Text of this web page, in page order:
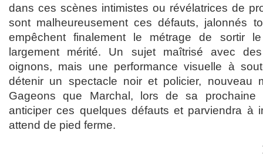
dans ces scènes intimistes ou révélatrices de
sont malheureusement ces défauts, jalonnés
empêchent finalement le métrage de sortir
largement mérité. Un sujet maîtrisé avec
oignons, mais une performance visuelle à
détenir un spectacle noir et policier, nouveau
Gageons que Marchal, lors de sa
anticiper ces quelques défauts et parviendra à
attend de pied ferme.